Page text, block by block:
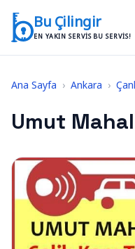
Bu Çilingir
EN YAKIN SERVIS BU SERVIS!
Ana Sayfa › Ankara ›
Umut